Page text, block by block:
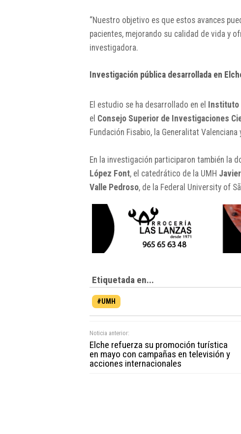
“Nuestro objetivo es que estos avances
pacientes, mejorando su calidad de vida y
investigadora.
Investigación pública desarrollada en
El estudio se ha desarrollado en el
el Consejo Superior de Investigaciones
Fundación Fisabio, la Generalitat
En la investigación participaron también la
López Font, el catedrático de la UMH
Valle Pedroso, de la Federal University of
Etiquetada en...
#UMH
Noticia anterior:
Elche refuerza su promoción turística
en mayo con campañas en televisión y
acciones internacionales